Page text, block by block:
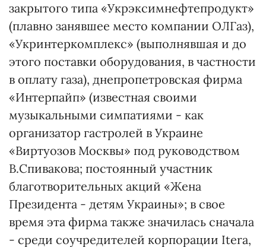
закрытого типа «Укрэксимнефтепродукт»
(плавно занявшее место компании ОЛГаз),
«Укринтеркомплекс» (выполнявшая и до
этого поставки оборудования, в частности
в оплату газа), днепропетровская фирма
«Интерпайп» (известная своими
музыкальными симпатиями - как
организатор гастролей в Украине
«Виртуозов Москвы» под руководством
В.Спивакова; постоянный участник
благотворительных акций «Жена
Президента - детям Украины»; в свое
время эта фирма также значилась сначала
- среди соучредителей корпорации Itera,